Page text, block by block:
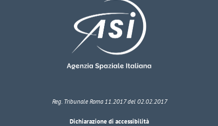
Reg. Tribunale Roma 11.2017 del 02.02.2017
Dichiarazione di accessibilità